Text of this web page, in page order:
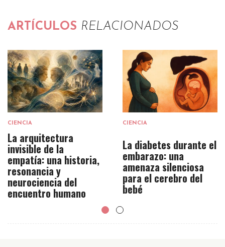
ARTÍCULOS RELACIONADOS
CIENCIA
La arquitectura
invisible de la
empatía: una historia,
resonancia y
neurociencia del
encuentro humano
CIENCIA
La diabetes durante el
embarazo: una
amenaza silenciosa
para el cerebro del
bebé